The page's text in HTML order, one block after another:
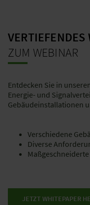
VERTIEFENDES
ZUM WEBINAR
Entdecken Sie in
Energie- und
Gebäudeinstallationen
Verschiedene
Diverse
JETZT WHITEPAPER